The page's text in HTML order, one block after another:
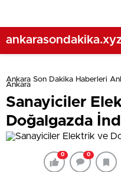
Ankara Son Dakika Haberleri
Ankara
Sanayiciler
Doğalgazda
0 0